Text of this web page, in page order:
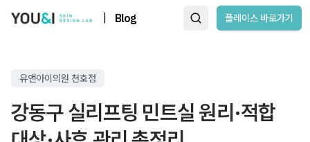
Blog 플레이스 바로가기
유앤아이의원 천호점
강동구 실리프팅 민트실 원리·적합